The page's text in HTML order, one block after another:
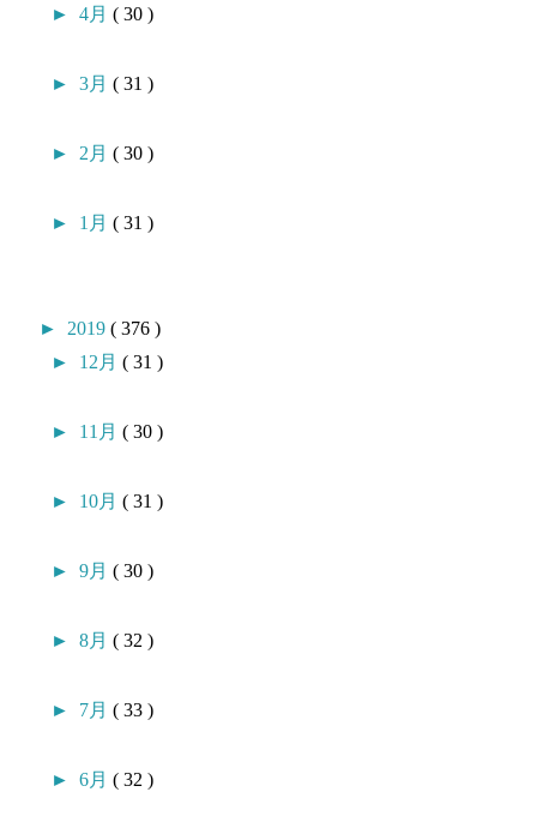
►4月( 30 )
►3月( 31 )
► 2月( 30 )
► 1月( 31 )
► 2019( 376 )
► 12月( 31 )
► 11月( 30 )
► 10月( 31 )
►9月( 30 )
►8月( 32 )
► 7月( 33 )
►6月( 32 )